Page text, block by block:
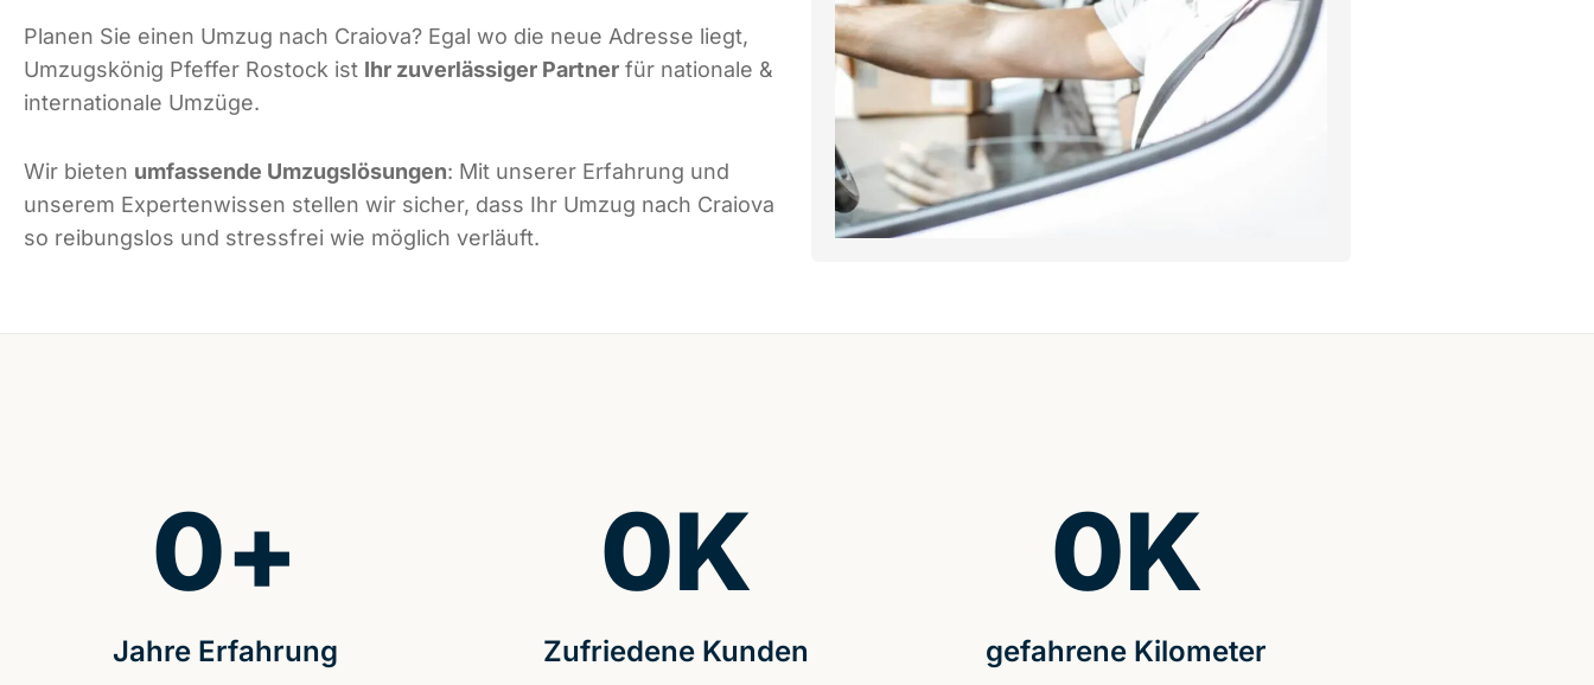
Planen Sie einen Umzug nach Craiova? Egal wo die neue Adresse liegt,
Umzugskönig Pfeffer Rostock ist Ihr zuverlässiger Partner für nationale &
internationale Umzüge.
Wir bieten umfassende Umzugslösungen: Mit unserer Erfahrung und
unserem Expertenwissen stellen wir sicher, dass Ihr Umzug nach Craiova
so reibungslos und stressfrei wie möglich verläuft.
Jahre Erfahrung
0+
Zufriedene Kunden
0K
gefahrene Kilometer
0K